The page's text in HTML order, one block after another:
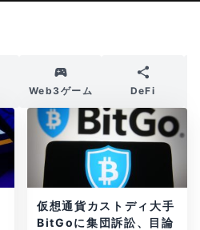
Web3ゲーム DeFi
仮想通貨カストディ大手
BitGoに集団訴訟、目論